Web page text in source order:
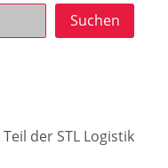
Suchen
der STL Logistik